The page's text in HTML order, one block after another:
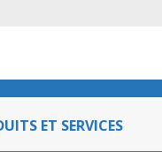
ET SERVICES